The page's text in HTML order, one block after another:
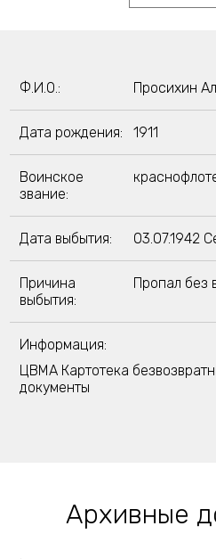
Ф.И.О.: Просихин
Дата рождения: 1911
Воинское
звание:
Дата выбытия: 03.07.1942
Причина
выбытия:
Пропал без
Информация:
ЦВМА Картотека
документы
Архивные